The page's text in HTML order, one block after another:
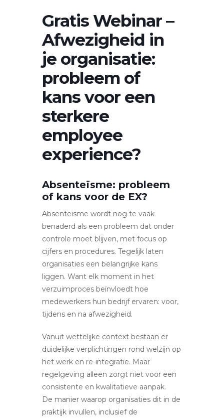
Gratis Webinar –
Afwezigheid in
je organisatie:
probleem of
kans voor een
sterkere
employee
experience?
Absenteïsme: probleem
of kans voor de EX?
Absenteïsme wordt nog te vaak
benaderd als een probleem dat onder
controle moet blijven, met focus op
cijfers en procedures. Tegelijk laten
organisaties een belangrijke kans
liggen. Want elk moment in het
verzuimproces beïnvloedt hoe
medewerkers hun bedrijf ervaren: voor,
tijdens en na afwezigheid.
Vanuit wettelijke context bestaan er
duidelijke verplichtingen rond welzijn op
het werk en re-integratie. Maar
regelgeving alleen zorgt niet voor een
consistente en kwalitatieve aanpak.
De manier waarop organisaties dit in de
praktijk invullen, inclusief de